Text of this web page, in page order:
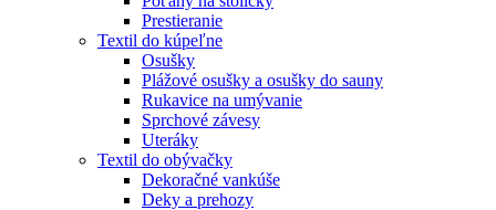
Prestieranie
Textil do kúpeľne
Osušky
Plážové osušky a osušky do sauny
Rukavice na umývanie
Sprchové závesy
Uteráky
Textil do obývačky
Dekoračné vankúše
Deky a prehozy